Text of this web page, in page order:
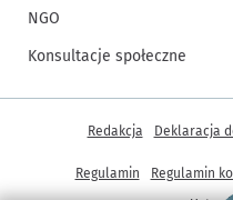
NGO
Konsultacje społeczne
Inne informacje
Redakcja Deklaracja
Regulamin Regulamin